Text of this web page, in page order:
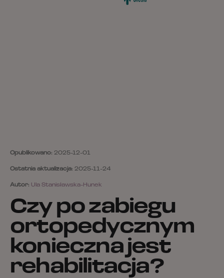
Opublikowano: 2025-12-01
Ostatnia aktualizacja: 2025-11-24
Autor: Ula Stanisławska-Hunek
Czy po zabiegu
ortopedycznym
konieczna jest
rehabilitacja?